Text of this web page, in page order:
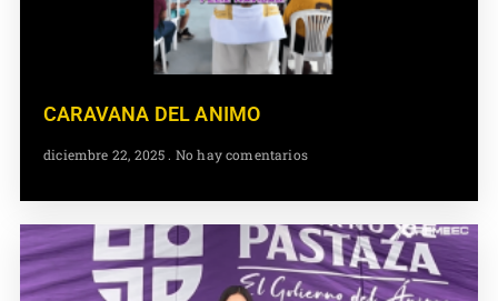
CARAVANA DEL ANIMO
diciembre 22, 2025 No hay comentarios